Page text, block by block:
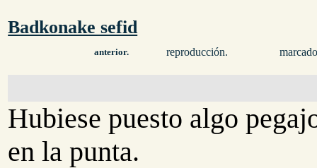
Badkonake sefid
anterior. reproducción.
Hubiese puesto algo
en la punta.